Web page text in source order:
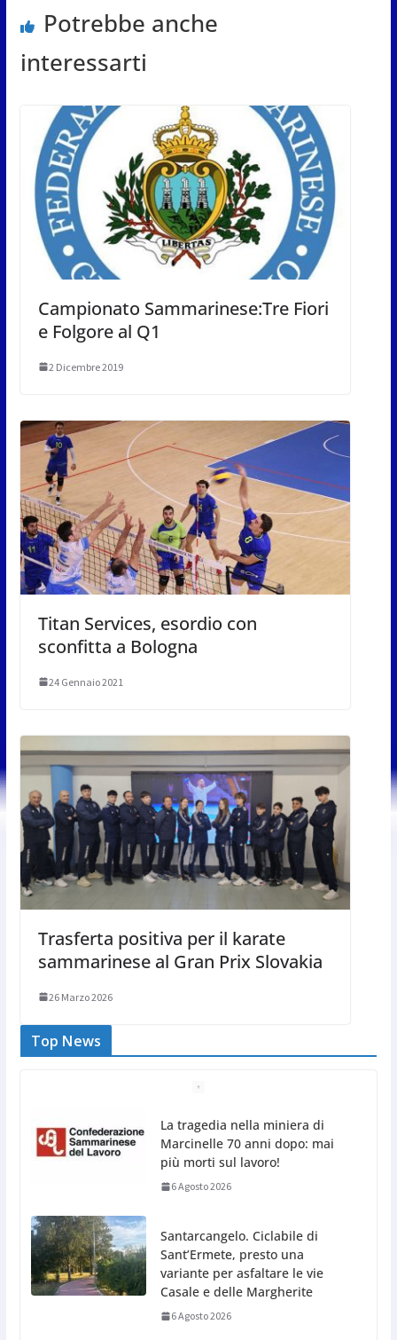
Potrebbe anche
interessarti
Campionato Sammarinese:Tre Fiori
e Folgore al Q1
2 Dicembre 2019
Titan Services, esordio con
sconfitta a Bologna
24 Gennaio 2021
Trasferta positiva per il karate
sammarinese al Gran Prix Slovakia
26 Marzo 2026
Top News
Santarcangelo. Ciclabile di
Sant’Ermete, presto una
variante per asfaltare le vie
Casale e delle Margherite
Un successo la prima data di
agosto di “Magica di Notte” a
Italia in Miniatura
6 Agosto 2026